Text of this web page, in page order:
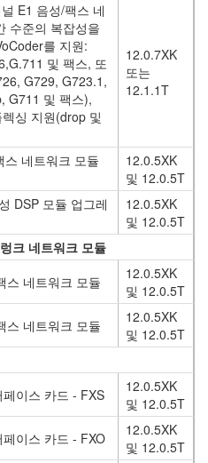
E1 음성/팩스 네
수준의 복잡성을
를 지원:
및 팩스, 또
G729, G723.1,
G711 및 팩스),
싱 지원(drop 및
12.0.7XK
또는
12.1.1T
스 네트워크 모듈
12.0.5XK
및 12.0.5T
DSP 모듈 업그레
12.0.5XK
및 12.0.5T
크 네트워크 모듈
스 네트워크 모듈
12.0.5XK
및 12.0.5T
스 네트워크 모듈
12.0.5XK
및 12.0.5T
이스 카드 - FXS
12.0.5XK
및 12.0.5T
이스 카드 - FXO
12.0.5XK
및 12.0.5T